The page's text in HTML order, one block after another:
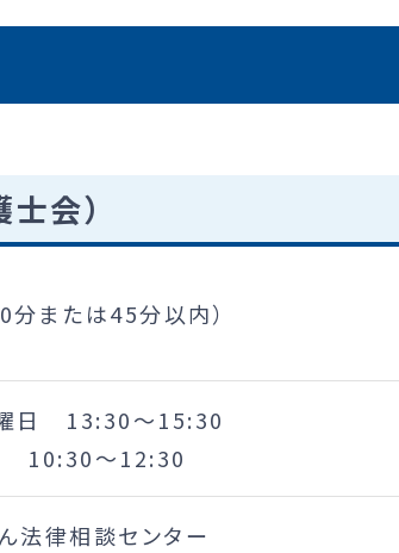
会）
分または45分以内）
曜日 13:30～15:30
10:30～12:30
法律相談センター